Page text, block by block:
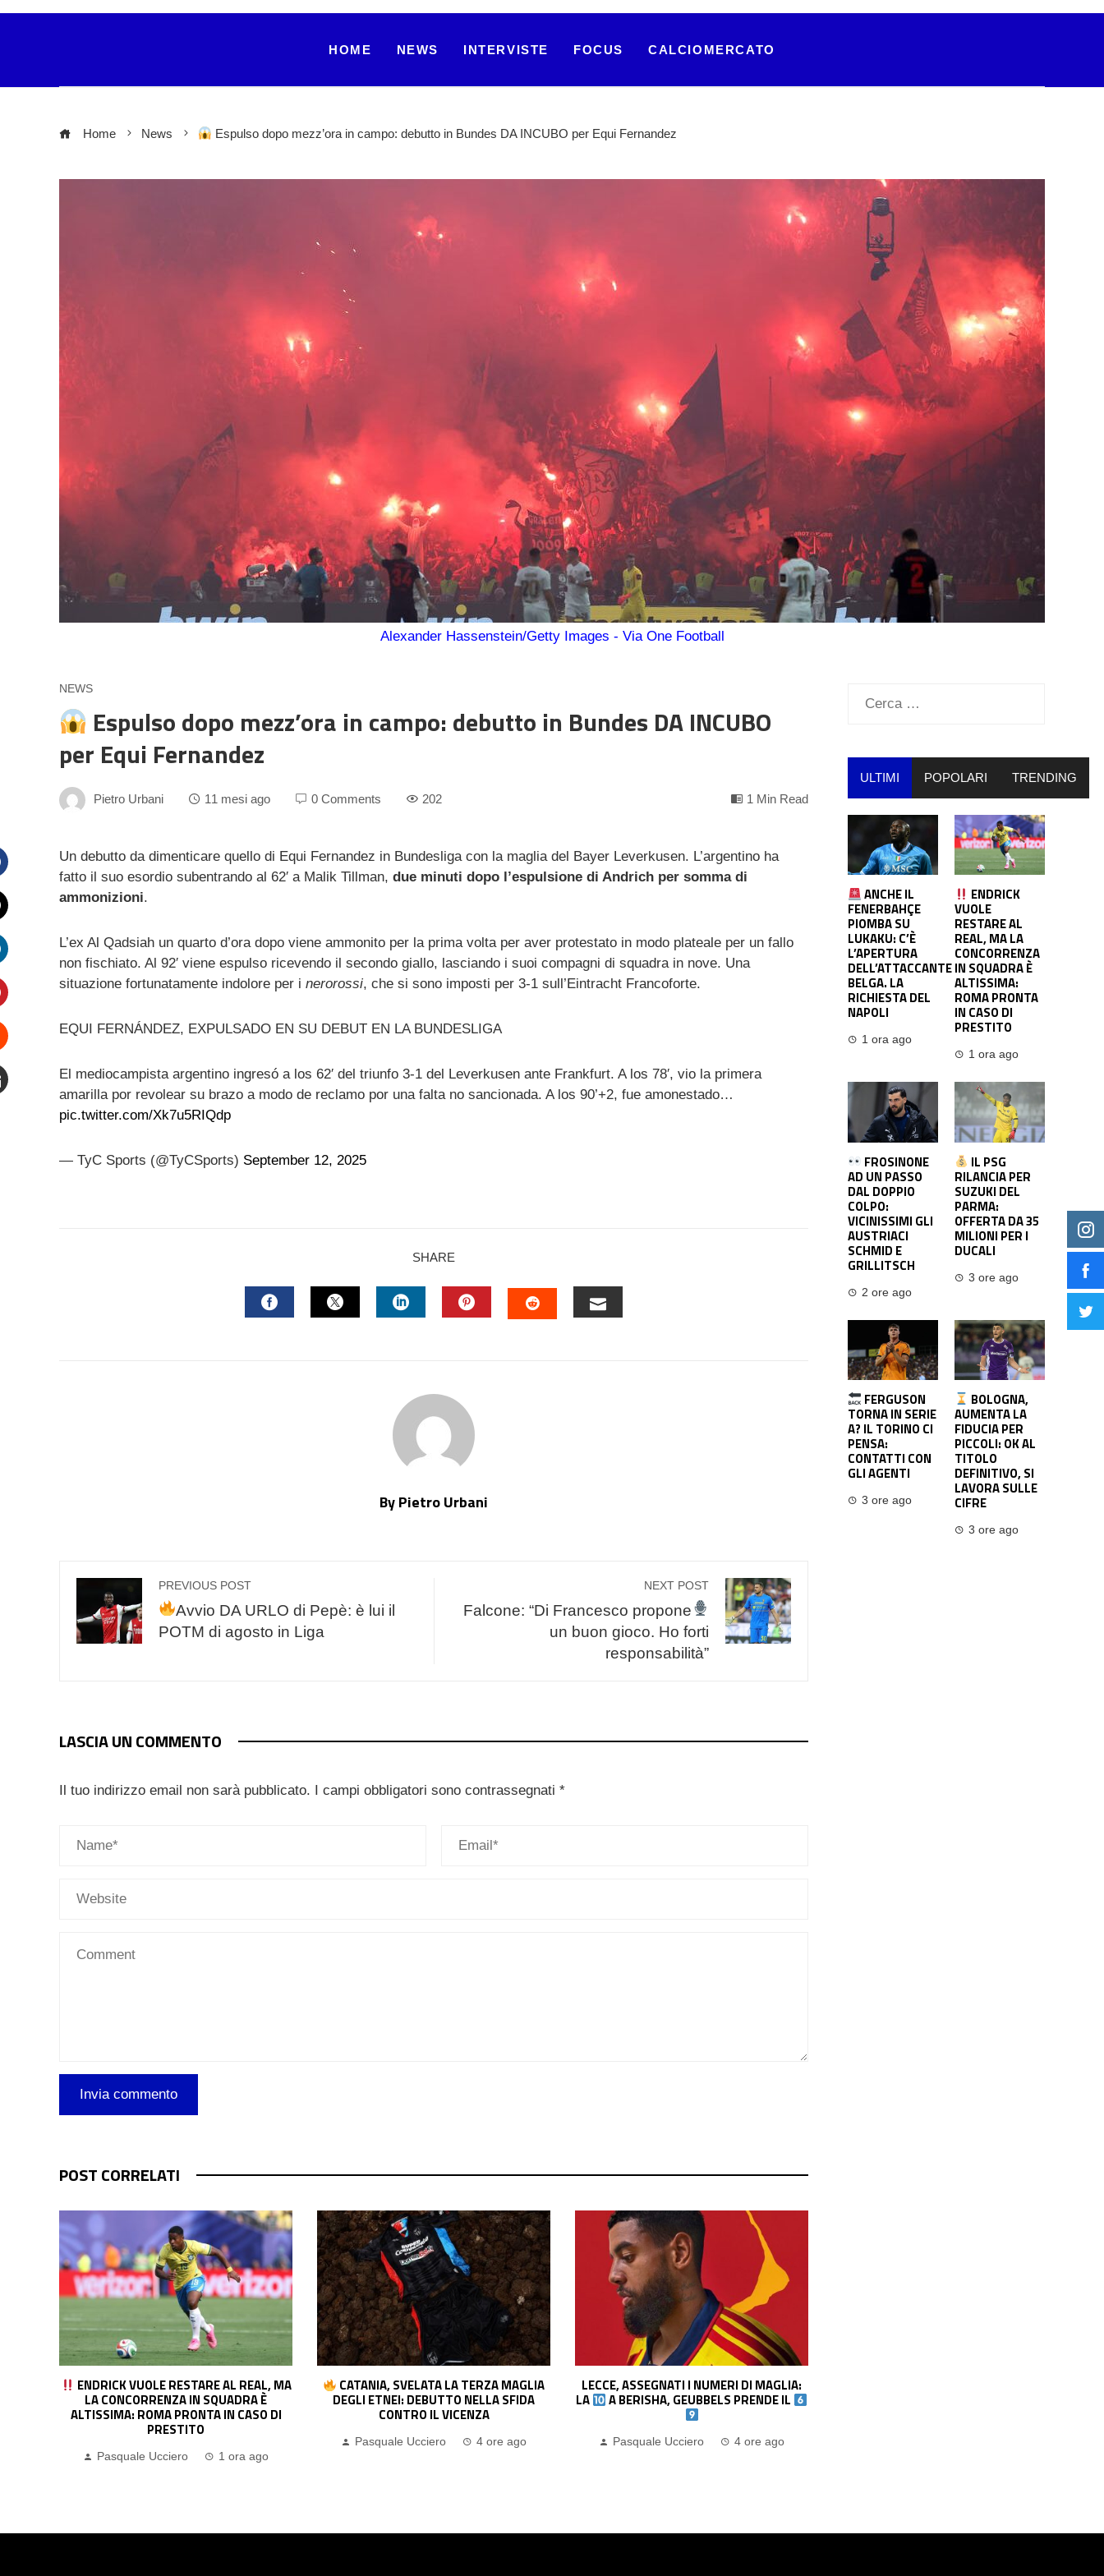
HOME NEWS INTERVISTE FOCUS CALCIOMERCATO
Home News Espulso dopo mezz’ora in campo: debutto in Bundes DA INCUBO per Equi Fernandez
Alexander Hassenstein/Getty Images - Via One Football
NEWS
Espulso dopo mezz’ora in campo: debutto in Bundes DA INCUBO
per Equi Fernandez
Pietro Urbani 11 mesi ago 0 Comments 202 1 Min Read
Un debutto da dimenticare quello di Equi Fernandez in Bundesliga con la maglia del Bayer Leverkusen. L’argentino ha
fatto il suo esordio subentrando al 62′ a Malik Tillman, due minuti dopo l’espulsione di Andrich per somma di
ammonizioni.
L’ex Al Qadsiah un quarto d’ora dopo viene ammonito per la prima volta per aver protestato in modo plateale per un fallo
non fischiato. Al 92′ viene espulso ricevendo il secondo giallo, lasciando i suoi compagni di squadra in nove. Una
situazione fortunatamente indolore per i nerorossi, che si sono imposti per 3-1 sull’Eintracht Francoforte.
EQUI FERNÁNDEZ, EXPULSADO EN SU DEBUT EN LA BUNDESLIGA
El mediocampista argentino ingresó a los 62′ del triunfo 3-1 del Leverkusen ante Frankfurt. A los 78′, vio la primera
amarilla por revolear su brazo a modo de reclamo por una falta no sancionada. A los 90’+2, fue amonestado…
pic.twitter.com/Xk7u5RIQdp
— TyC Sports (@TyCSports) September 12, 2025
SHARE
By Pietro Urbani
PREVIOUS POST
Avvio DA URLO di Pepè: è lui il
POTM di agosto in Liga
NEXT POST
Falcone: “Di Francesco propone
un buon gioco. Ho forti
responsabilità”
LASCIA UN COMMENTO
Il tuo indirizzo email non sarà pubblicato. I campi obbligatori sono contrassegnati *
POST CORRELATI
CATANIA, SVELATA LA TERZA MAGLIA
DEGLI ETNEI: DEBUTTO NELLA SFIDA
CONTRO IL VICENZA
LECCE, ASSEGNATI I NUMERI DI MAGLIA:
LA A BERISHA, GEUBBELS PRENDE IL
Pasquale Ucciero 4 ore ago
GENOA, OFFERTA DEL DORTMUND PER
IL 2010 SCAGLIONE: NO SECCO DEI
ROSSOBLÙ
Pasquale Ucciero 4 ore ago
Ricerca
ULTIMI POPOLARI TRENDING
ANCHE IL
FENERBAHÇE
PIOMBA SU
LUKAKU: C’È
L’APERTURA
DELL’ATTACCANTE
BELGA. LA
RICHIESTA DEL
NAPOLI
1 ora ago
ENDRICK
VUOLE
RESTARE AL
REAL, MA LA
CONCORRENZA
IN SQUADRA È
ALTISSIMA:
ROMA PRONTA
IN CASO DI
PRESTITO
1 ora ago
FROSINONE
AD UN PASSO
DAL DOPPIO
COLPO:
VICINISSIMI GLI
AUSTRIACI
SCHMID E
GRILLITSCH
2 ore ago
IL PSG
RILANCIA PER
SUZUKI DEL
PARMA:
OFFERTA DA 35
MILIONI PER I
DUCALI
3 ore ago
FERGUSON
TORNA IN SERIE
A? IL TORINO CI
PENSA:
CONTATTI CON
GLI AGENTI
3 ore ago
BOLOGNA,
AUMENTA LA
FIDUCIA PER
PICCOLI: OK AL
TITOLO
DEFINITIVO, SI
LAVORA SULLE
CIFRE
3 ore ago